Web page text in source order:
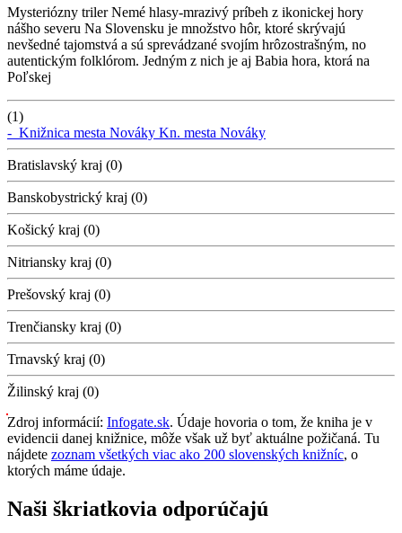
Mysteriózny triler Nemé hlasy-mrazivý príbeh z ikonickej hory
nášho severu Na Slovensku je množstvo hôr, ktoré skrývajú
nevšedné tajomstvá a sú sprevádzané svojím hrôzostrašným, no
autentickým folklórom. Jedným z nich je aj Babia hora, ktorá na
Poľskej
(1)
- Knižnica mesta Nováky Kn. mesta Nováky
Bratislavský kraj (0)
Banskobystrický kraj (0)
Košický kraj (0)
Nitriansky kraj (0)
Prešovský kraj (0)
Trenčiansky kraj (0)
Trnavský kraj (0)
Žilinský kraj (0)
Zdroj informácií: Infogate.sk. Údaje hovoria o tom, že kniha je v
evidencii danej knižnice, môže však už byť aktuálne požičaná. Tu
nájdete zoznam všetkých viac ako 200 slovenských knižníc, o
ktorých máme údaje.
Naši škriatkovia odporúčajú